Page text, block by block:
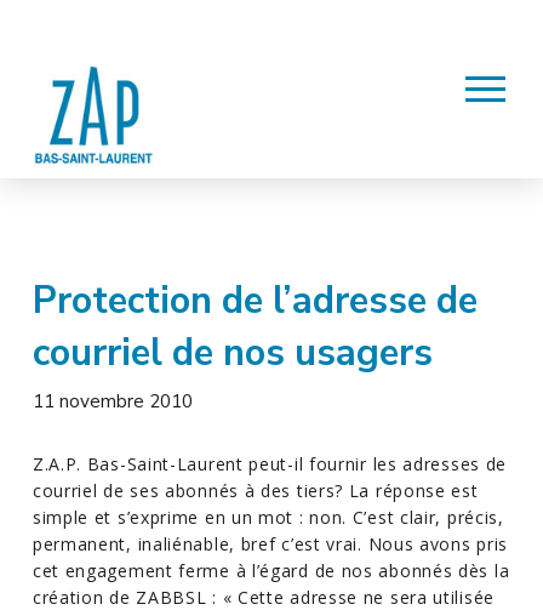
Protection de l’adresse de
courriel de nos usagers
11 novembre 2010
Z.A.P. Bas-Saint-Laurent peut-il fournir les adresses de
courriel de ses abonnés à des tiers? La réponse est
simple et s’exprime en un mot : non. C’est clair, précis,
permanent, inaliénable, bref c’est vrai. Nous avons pris
cet engagement ferme à l’égard de nos abonnés dès la
création de ZABBSL : « Cette adresse ne sera utilisée